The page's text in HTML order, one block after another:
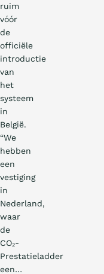
ruim
vóór
de
officiële
introductie
van
het
systeem
in
België.
“We
hebben
een
vestiging
in
Nederland,
waar
de
CO₂-
Prestatieladder
een…Praktijkverhaal